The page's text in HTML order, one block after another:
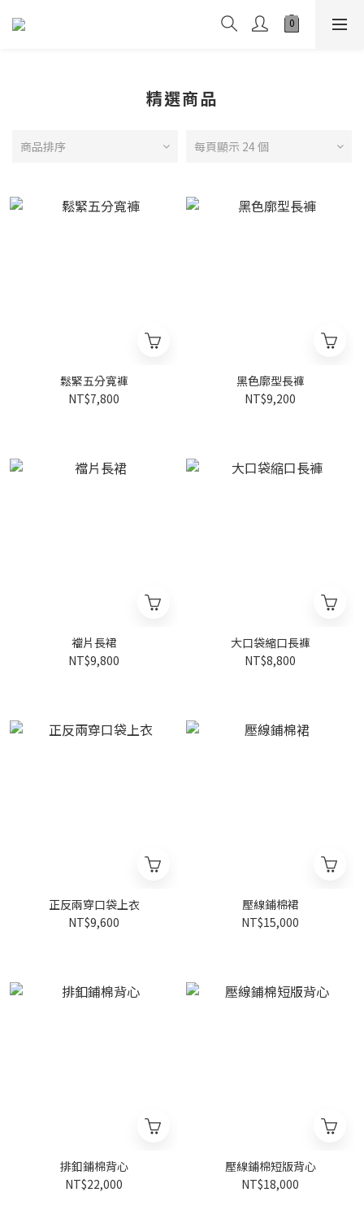
精選商品
商品排序 每頁顯示 24 個
鬆緊五分寬褲
NT$7,800
黑色廓型長褲
NT$9,200
襠片長裙
NT$9,800
大口袋縮口長褲
NT$8,800
正反兩穿口袋上衣
NT$9,600
壓線鋪棉裙
NT$15,000
排釦鋪棉背心
NT$22,000
壓線鋪棉短版背心
NT$18,000